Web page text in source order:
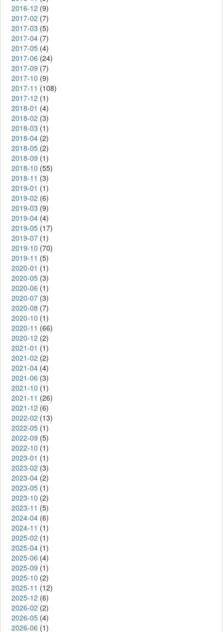
2016-12 (9)
2017-02 (7)
2017-03 (5)
2017-04 (7)
2017-05 (4)
2017-06 (24)
2017-09 (7)
2017-10 (9)
2017-11 (108)
2017-12 (1)
2018-01 (4)
2018-02 (3)
2018-03 (1)
2018-04 (2)
2018-05 (2)
2018-09 (1)
2018-10 (55)
2018-11 (3)
2019-01 (1)
2019-02 (6)
2019-03 (9)
2019-04 (4)
2019-05 (17)
2019-07 (1)
2019-10 (70)
2019-11 (5)
2020-01 (1)
2020-05 (3)
2020-06 (1)
2020-07 (3)
2020-08 (7)
2020-10 (1)
2020-11 (66)
2020-12 (2)
2021-01 (1)
2021-02 (2)
2021-04 (4)
2021-06 (3)
2021-10 (1)
2021-11 (26)
2021-12 (6)
2022-02 (13)
2022-05 (1)
2022-09 (5)
2022-10 (1)
2023-01 (1)
2023-02 (3)
2023-04 (2)
2023-05 (1)
2023-10 (2)
2023-11 (5)
2024-04 (6)
2024-11 (1)
2025-02 (1)
2025-04 (1)
2025-06 (4)
2025-09 (1)
2025-10 (2)
2025-11 (12)
2025-12 (6)
2026-02 (2)
2026-05 (4)
2026-06 (1)